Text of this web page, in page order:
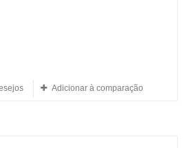
Adicionar à comparação